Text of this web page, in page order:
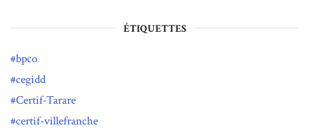
ÉTIQUETTES
bpco
cegidd
Certif-Tarare
certif-villefranche